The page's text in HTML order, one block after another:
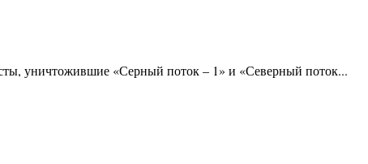
уничтожившие «Серный поток – 1» и «Северный поток...